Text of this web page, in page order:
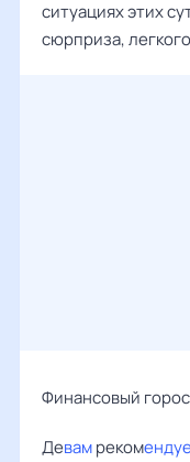
ситуациях этих
сюрприза,
Финансовый
Девамрекомендуе